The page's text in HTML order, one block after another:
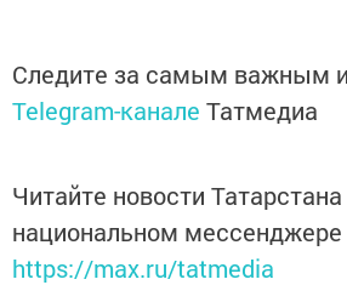
Следите за самым важным
Telegram-канале Татмедиа
Читайте новости
национальном
https://max.ru/tatmedia